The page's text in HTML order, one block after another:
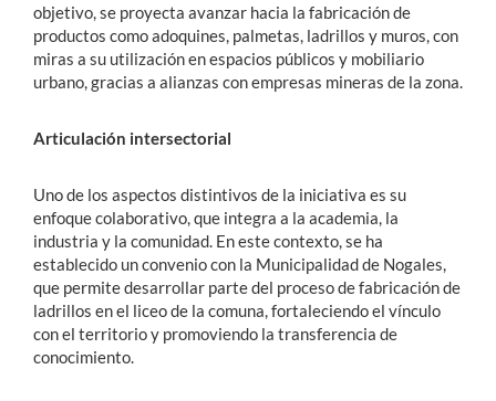
objetivo, se proyecta avanzar hacia la fabricación de
productos como adoquines, palmetas, ladrillos y muros, con
miras a su utilización en espacios públicos y mobiliario
urbano, gracias a alianzas con empresas mineras de la zona.
Articulación intersectorial
Uno de los aspectos distintivos de la iniciativa es su
enfoque colaborativo, que integra a la academia, la
industria y la comunidad. En este contexto, se ha
establecido un convenio con la Municipalidad de Nogales,
que permite desarrollar parte del proceso de fabricación de
ladrillos en el liceo de la comuna, fortaleciendo el vínculo
con el territorio y promoviendo la transferencia de
conocimiento.